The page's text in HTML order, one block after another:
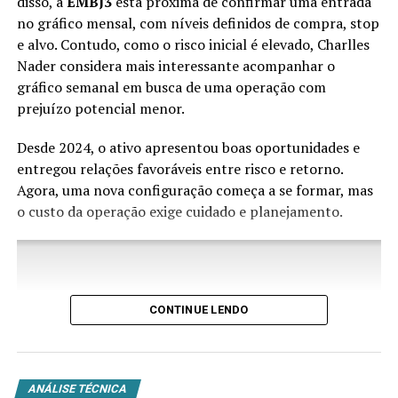
Indicadores-chave para análise:
RSI (Índice de Força Relativa): Identificação de
divergências
Médias móveis exponenciais de 9, 21 e 50
períodos
Bandas de Bollinger para volatilidade
Volume como confirmação de movimentos
Padrões Gráficos Relevantes
Triângulos de consolidação: Formações que
fundos
no gráfico mensal, com níveis definidos de compra, stop
e alvo. Contudo, como o risco inicial é elevado, Charlles
Nader considera mais interessante acompanhar o
gráfico semanal em busca de uma operação com
prejuízo potencial menor.
Desde 2024, o ativo apresentou boas oportunidades e
entregou relações favoráveis entre risco e retorno.
Agora, uma nova configuração começa a se formar, mas
o custo da operação exige cuidado e planejamento.
CONTINUE LENDO
ANÁLISE TÉCNICA